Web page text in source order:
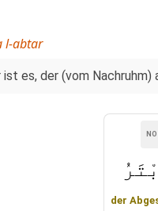
l-abtar
ist es, der (vom
der